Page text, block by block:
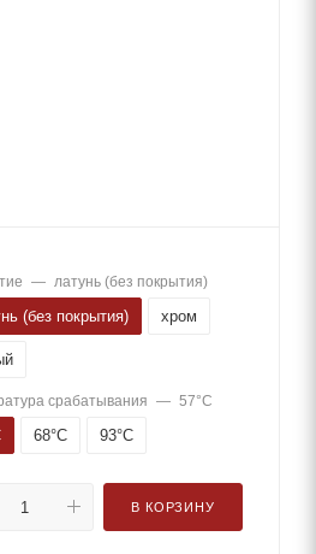
— латунь (без покрытия)
(без покрытия) хром
срабатывания — 57°С
68°С 93°С
В КОРЗИНУ